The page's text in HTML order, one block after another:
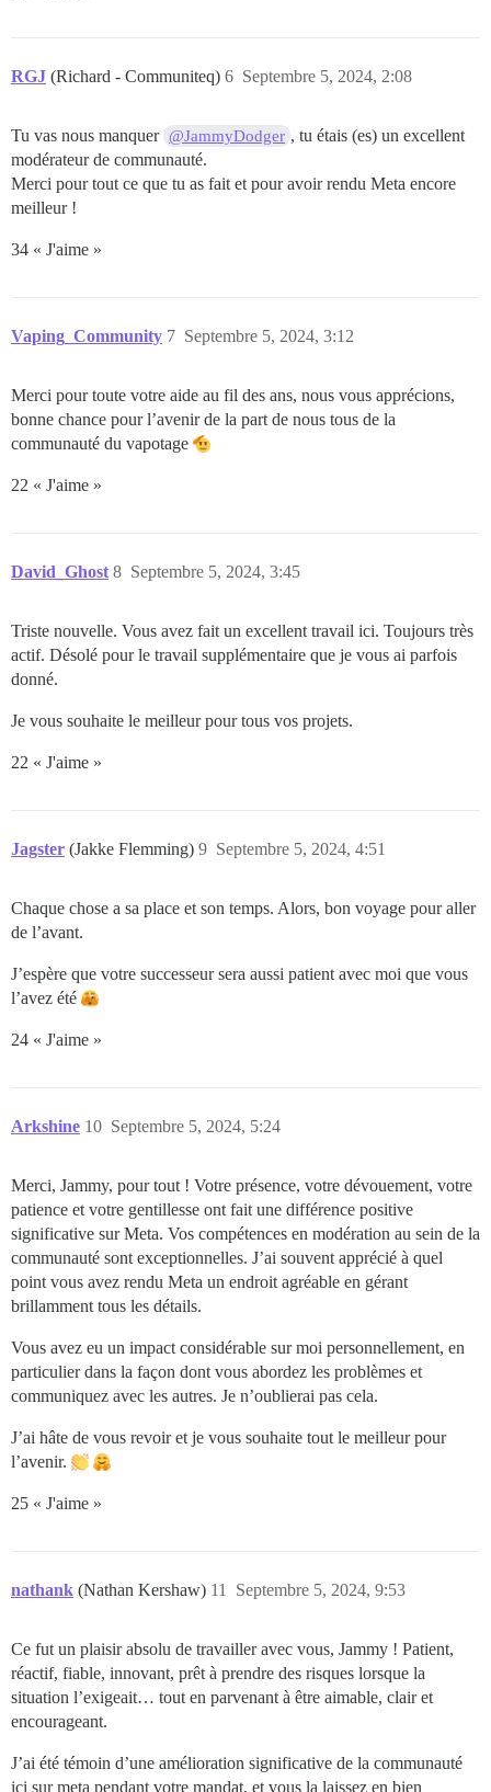
RGJ (Richard - Communiteq) Septembre 5, 2024, 2:08
6
Tu vas nous manquer @JammyDodger , tu étais (es) un excellent
modérateur de communauté.
Merci pour tout ce que tu as fait et pour avoir rendu Meta encore
meilleur !
34 « J'aime »
Vaping_Community Septembre 5, 2024, 3:12
7
Merci pour toute votre aide au fil des ans, nous vous apprécions,
bonne chance pour l’avenir de la part de nous tous de la
communauté du vapotage
22 « J'aime »
David_Ghost Septembre 5, 2024, 3:45
8
Triste nouvelle. Vous avez fait un excellent travail ici. Toujours très
actif. Désolé pour le travail supplémentaire que je vous ai parfois
donné.
Je vous souhaite le meilleur pour tous vos projets.
22 « J'aime »
Jagster (Jakke Flemming) Septembre 5, 2024, 4:51
9
Chaque chose a sa place et son temps. Alors, bon voyage pour aller
de l’avant.
J’espère que votre successeur sera aussi patient avec moi que vous
l’avez été
24 « J'aime »
Arkshine Septembre 5, 2024, 5:24
10
Merci, Jammy, pour tout ! Votre présence, votre dévouement, votre
patience et votre gentillesse ont fait une différence positive
significative sur Meta. Vos compétences en modération au sein de la
communauté sont exceptionnelles. J’ai souvent apprécié à quel
point vous avez rendu Meta un endroit agréable en gérant
brillamment tous les détails.
Vous avez eu un impact considérable sur moi personnellement, en
particulier dans la façon dont vous abordez les problèmes et
communiquez avec les autres. Je n’oublierai pas cela.
J’ai hâte de vous revoir et je vous souhaite tout le meilleur pour
l’avenir.
25 « J'aime »
nathank (Nathan Kershaw) Septembre 5, 2024, 9:53
11
Ce fut un plaisir absolu de travailler avec vous, Jammy ! Patient,
réactif, fiable, innovant, prêt à prendre des risques lorsque la
situation l’exigeait… tout en parvenant à être aimable, clair et
encourageant.
J’ai été témoin d’une amélioration significative de la communauté
ici sur meta pendant votre mandat, et vous la laissez en bien